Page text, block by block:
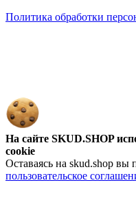
Политика обработки
На сайте SKUD.SHOP
cookie
Оставаясь на skud.shop вы
пользовательское